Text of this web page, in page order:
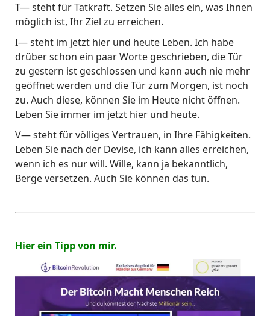
T— steht für Tatkraft. Setzen Sie alles ein, was Ihnen
möglich ist, Ihr Ziel zu erreichen.
I— steht im jetzt hier und heute Leben. Ich habe
drüber schon ein paar Worte geschrieben, die Tür
zu gestern ist geschlossen und kann auch nie mehr
geöffnet werden und die Tür zum Morgen, ist noch
zu. Auch diese, können Sie im Heute nicht öffnen.
Leben Sie immer im jetzt hier und heute.
V— steht für völliges Vertrauen, in Ihre Fähigkeiten.
Leben Sie nach der Devise, ich kann alles erreichen,
wenn ich es nur will. Wille, kann ja bekanntlich,
Berge versetzen. Auch Sie können das tun.
Hier ein Tipp von mir.